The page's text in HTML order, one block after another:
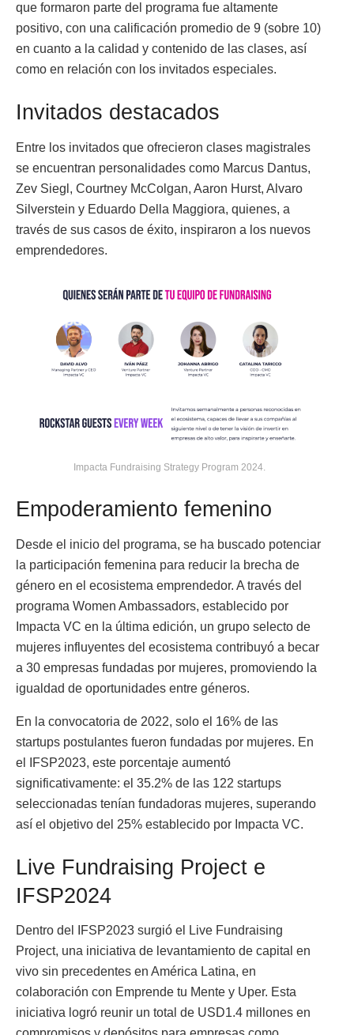
que formaron parte del programa fue altamente
positivo, con una calificación promedio de 9 (sobre 10)
en cuanto a la calidad y contenido de las clases, así
como en relación con los invitados especiales.
Invitados destacados
Entre los invitados que ofrecieron clases magistrales
se encuentran personalidades como Marcus Dantus,
Zev Siegl, Courtney McColgan, Aaron Hurst, Alvaro
Silverstein y Eduardo Della Maggiora, quienes, a
través de sus casos de éxito, inspiraron a los nuevos
emprendedores.
Impacta Fundraising Strategy Program 2024.
Empoderamiento femenino
Desde el inicio del programa, se ha buscado potenciar
la participación femenina para reducir la brecha de
género en el ecosistema emprendedor. A través del
programa Women Ambassadors, establecido por
Impacta VC en la última edición, un grupo selecto de
mujeres influyentes del ecosistema contribuyó a becar
a 30 empresas fundadas por mujeres, promoviendo la
igualdad de oportunidades entre géneros.
En la convocatoria de 2022, solo el 16% de las
startups postulantes fueron fundadas por mujeres. En
el IFSP2023, este porcentaje aumentó
significativamente: el 35.2% de las 122 startups
seleccionadas tenían fundadoras mujeres, superando
así el objetivo del 25% establecido por Impacta VC.
Live Fundraising Project e
IFSP2024
Dentro del IFSP2023 surgió el Live Fundraising
Project, una iniciativa de levantamiento de capital en
vivo sin precedentes en América Latina, en
colaboración con Emprende tu Mente y Uper. Esta
iniciativa logró reunir un total de USD1.4 millones en